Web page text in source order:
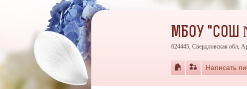
МБОУ "СОШ
624445, Свердловская обл,
Написать